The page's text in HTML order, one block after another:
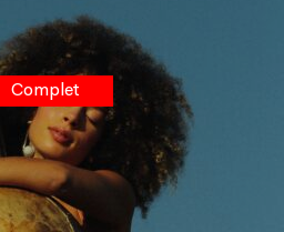
Complet